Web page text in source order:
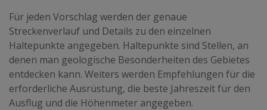
Für jeden Vorschlag werden der genaue
Streckenverlauf und Details zu den einzelnen
Haltepunkte angegeben. Haltepunkte sind Stellen, an
denen man geologische Besonderheiten des Gebietes
entdecken kann. Weiters werden Empfehlungen für die
erforderliche Ausrüstung, die beste Jahreszeit für den
Ausflug und die Höhenmeter angegeben.